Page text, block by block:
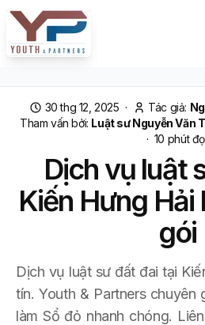
30 thg 12, 2025 · Tác giả:
Tham vấn bởi: Luật sư Nguyễn Văn
· 10 phút
Dịch vụ luật
Kiến Hưng
gói
Dịch vụ luật sư đất đai tại
tín. Youth & Partners chuyên
làm Sổ đỏ nhanh chóng.